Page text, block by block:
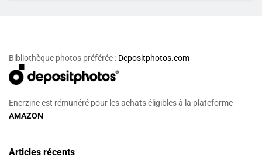
Bibliothèque photos préférée : Depositphotos.com
Enerzine est rémunéré pour les achats éligibles à la plateforme
AMAZON
Articles récents